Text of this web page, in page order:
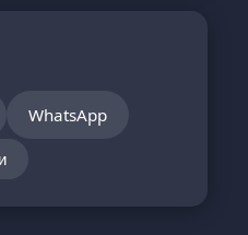
WhatsApp